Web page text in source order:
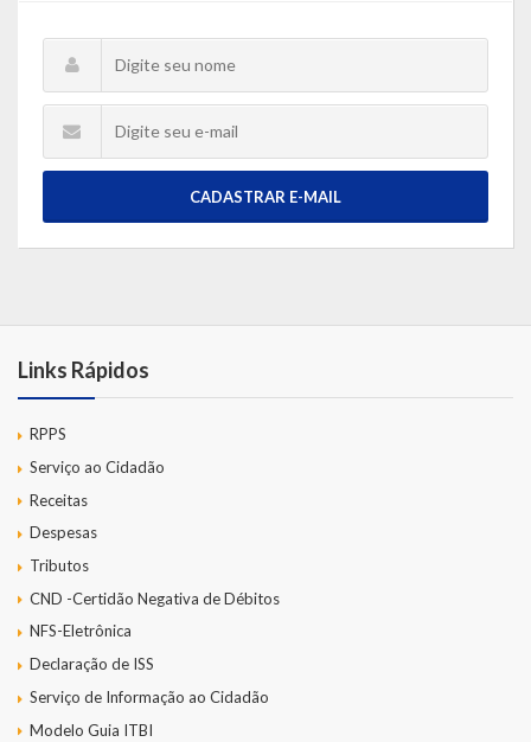
CADASTRAR E-MAIL
Links Rápidos
RPPS
Serviço ao Cidadão
Receitas
Despesas
Tributos
CND -Certidão Negativa de Débitos
NFS-Eletrônica
Declaração de ISS
Serviço de Informação ao Cidadão
Modelo Guia ITBI